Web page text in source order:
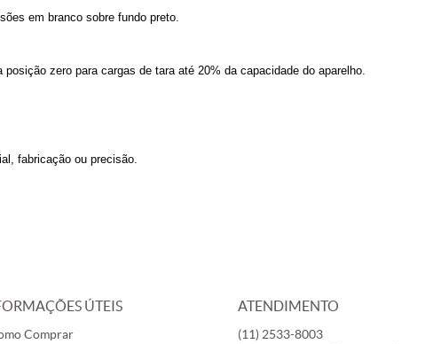
em branco sobre fundo preto.
zero para cargas de tara até 20% da capacidade do aparelho.
fabricação ou precisão.
ÚTEIS
Comprar
ATENDIMENTO
(11) 2533-8003